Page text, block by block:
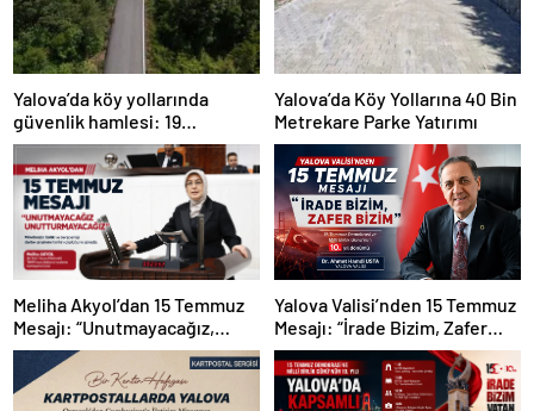
Yalova’da köy yollarında
güvenlik hamlesi: 19
kilometrelik çalışma hedefi
Yalova’da Köy Yollarına 40 Bin
Metrekare Parke Yatırımı
Meliha Akyol’dan 15 Temmuz
Mesajı: “Unutmayacağız,
Unutturmayacağız”
Yalova Valisi’nden 15 Temmuz
Mesajı: “İrade Bizim, Zafer
Bizim”